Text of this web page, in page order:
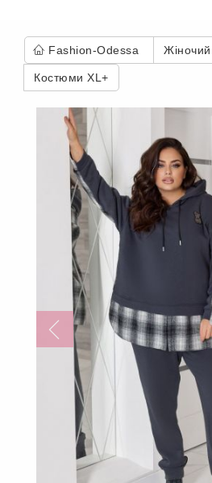
Fashion-Odessa
Костюми XL+